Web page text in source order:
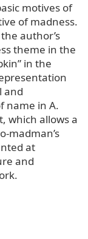
motives of
of madness.
author’s
theme in the
in the
and
name in A.
which allows a
madman’s
at
and